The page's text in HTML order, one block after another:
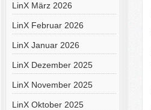
LinX März 2026
LinX Februar 2026
LinX Januar 2026
LinX Dezember 2025
LinX November 2025
LinX Oktober 2025